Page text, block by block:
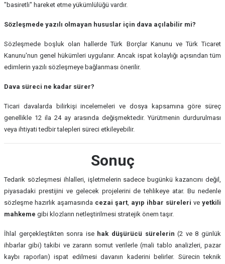
"basiretli" hareket etme yükümlülüğü vardır.
Sözleşmede yazılı olmayan hususlar için dava açılabilir mi?
Sözleşmede boşluk olan hallerde Türk Borçlar Kanunu ve Türk Ticaret
Kanunu'nun genel hükümleri uygulanır. Ancak ispat kolaylığı açısından tüm
edimlerin yazılı sözleşmeye bağlanması önerilir.
Dava süreci ne kadar sürer?
Ticari davalarda bilirkişi incelemeleri ve dosya kapsamına göre süreç
genellikle 12 ila 24 ay arasında değişmektedir. Yürütmenin durdurulması
veya ihtiyati tedbir talepleri süreci etkileyebilir.
Sonuç
Tedarik sözleşmesi ihlalleri, işletmelerin sadece bugünkü kazancını değil,
piyasadaki prestijini ve gelecek projelerini de tehlikeye atar. Bu nedenle
sözleşme hazırlık aşamasında cezai şart, ayıp ihbar süreleri ve yetkili
mahkeme gibi klozların netleştirilmesi stratejik önem taşır.
İhlal gerçekleştikten sonra ise hak düşürücü sürelerin (2 ve 8 günlük
ihbarlar gibi) takibi ve zararın somut verilerle (mali tablo analizleri, pazar
kaybı raporları) ispat edilmesi davanın kaderini belirler. Sürecin teknik